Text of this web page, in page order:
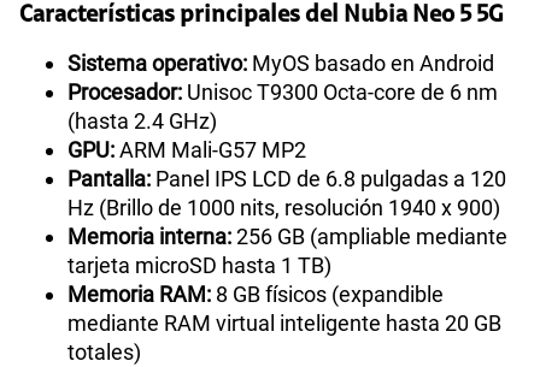
Características principales del Nubia Neo 5 5G
Sistema operativo: MyOS basado en Android
Procesador: Unisoc T9300 Octa-core de 6 nm
(hasta 2.4 GHz)
GPU:ARM Mali-G57 MP2
Pantalla: Panel IPS LCD de 6.8 pulgadas a 120
Hz (Brillo de 1000 nits, resolución 1940 x 900)
Memoria interna:256 GB (ampliable mediante
tarjeta microSD hasta 1 TB)
Memoria RAM: 8 GB físicos (expandible
mediante RAM virtual inteligente hasta 20 GB
totales)